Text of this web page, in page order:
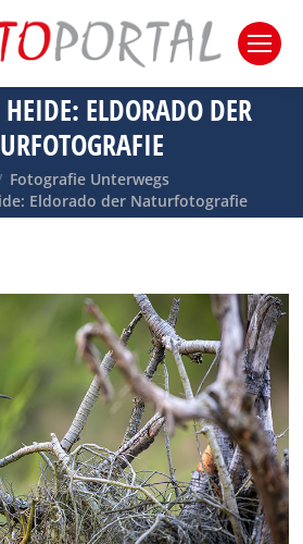
ELDORADO DER
Fotografie Unterwegs
Eldorado der Naturfotografie